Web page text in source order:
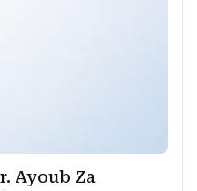
Ayoub Za